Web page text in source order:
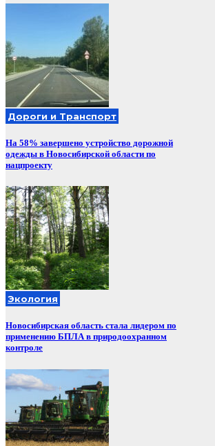
Дороги и Транспорт
На 58% завершено устройство дорожной
одежды в Новосибирской области по
нацпроекту
Экология
Новосибирская область стала лидером по
применению БПЛА в природоохранном
контроле